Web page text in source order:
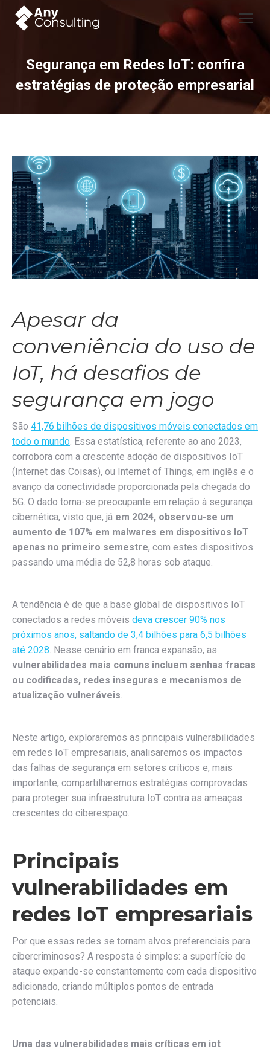
Segurança em Redes IoT: confira
estratégias de proteção empresarial
Apesar da
conveniência do uso de
IoT, há desafios de
segurança em jogo
São 41,76 bilhões de dispositivos móveis conectados em
todo o mundo. Essa estatística, referente ao ano 2023,
corrobora com a crescente adoção de dispositivos IoT
(Internet das Coisas), ou Internet of Things, em inglês e o
avanço da conectividade proporcionada pela chegada do
5G. O dado torna-se preocupante em relação à segurança
cibernética, visto que, já em 2024, observou-se um
aumento de 107% em malwares em dispositivos IoT
apenas no primeiro semestre, com estes dispositivos
passando uma média de 52,8 horas sob ataque.
A tendência é de que a base global de dispositivos IoT
conectados a redes móveis deva crescer 90% nos
próximos anos, saltando de 3,4 bilhões para 6,5 bilhões
até 2028. Nesse cenário em franca expansão, as
vulnerabilidades mais comuns incluem senhas fracas
ou codificadas, redes inseguras e mecanismos de
atualização vulneráveis.
Neste artigo, exploraremos as principais vulnerabilidades
em redes IoT empresariais, analisaremos os impactos
das falhas de segurança em setores críticos e, mais
importante, compartilharemos estratégias comprovadas
para proteger sua infraestrutura IoT contra as ameaças
crescentes do ciberespaço.
Principais
vulnerabilidades em
redes IoT empresariais
Por que essas redes se tornam alvos preferenciais para
cibercriminosos? A resposta é simples: a superfície de
ataque expande-se constantemente com cada dispositivo
adicionado, criando múltiplos pontos de entrada
potenciais.
Uma das vulnerabilidades mais críticas em iot